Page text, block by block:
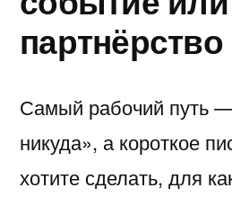
партнёрство
Самый рабочий путь
никуда», а короткое
хотите сделать, для